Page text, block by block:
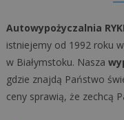
Autowypożyczalnia RYKI
istniejemy od 1992 roku
w Białymstoku. Nasza
gdzie znajdą Państwo
ceny sprawią, że zechcą